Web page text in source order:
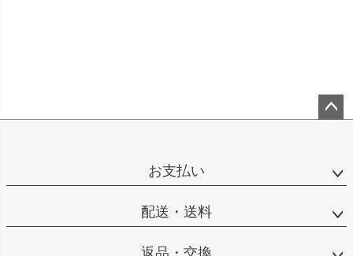
お支払い
配送・送料
返品・交換